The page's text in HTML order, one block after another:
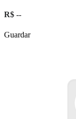
R$ --
Guardar